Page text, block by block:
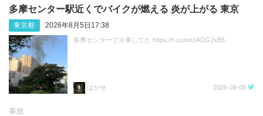
多摩センター駅近くでバイクが燃える 炎が上がる 東京
東京都 2026年8月5日17:38
多摩センターで火事してた https://t.co/wo1ADG2xB6
はかせ 2026-08-05
事故